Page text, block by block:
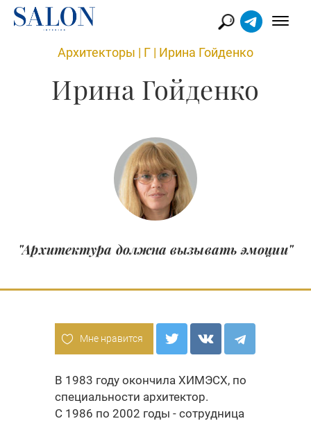
Архитекторы | Г | Ирина Гойденко
Ирина Гойденко
"Архитектура должна вызывать эмоции"
Мне нравится
В 1983 году окончила ХИМЭСХ, по
специальности архитектор.
С 1986 по 2002 годы - сотрудница